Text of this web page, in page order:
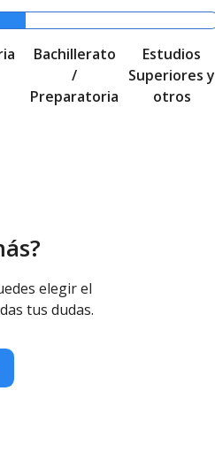
Bachillerato
/
Preparatoria
Estudios
Superiores y
otros
elegir el
tus dudas.